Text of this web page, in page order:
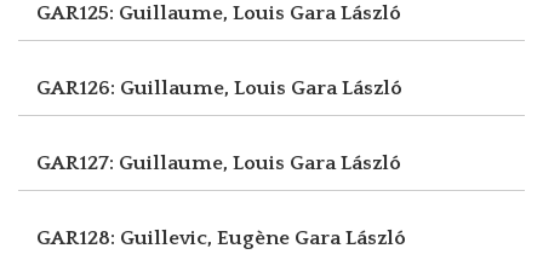
GAR125: Guillaume, Louis Gara László
GAR126: Guillaume, Louis Gara László
GAR127: Guillaume, Louis Gara László
GAR128: Guillevic, Eugène Gara László